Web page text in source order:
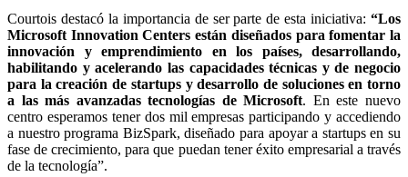
Courtois destacó la importancia de ser parte de esta iniciativa: “Los
Microsoft Innovation Centers están diseñados para fomentar la
innovación y emprendimiento en los países, desarrollando,
habilitando y acelerando las capacidades técnicas y de negocio
para la creación de startups y desarrollo de soluciones en torno
a las más avanzadas tecnologías de Microsoft. En este nuevo
centro esperamos tener dos mil empresas participando y accediendo
a nuestro programa BizSpark, diseñado para apoyar a startups en su
fase de crecimiento, para que puedan tener éxito empresarial a través
de la tecnología”.